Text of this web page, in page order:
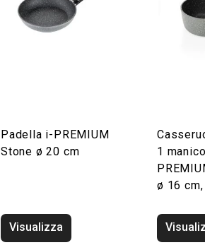
Padella i-PREMIUM
Stone ø 20 cm
Visualizza
1
ø 16